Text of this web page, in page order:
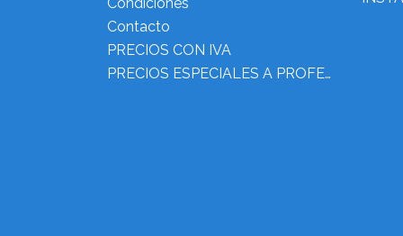
Contacto
PRECIOS CON IVA
PRECIOS ESPECIALES A PROFESIONALES DEL RUBRO